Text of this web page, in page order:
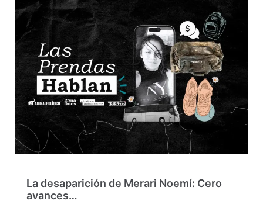
La desaparición de Merari Noemí: Cero
avances…